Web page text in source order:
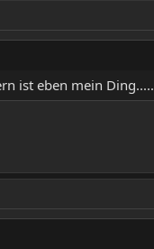
ist eben mein Ding.....